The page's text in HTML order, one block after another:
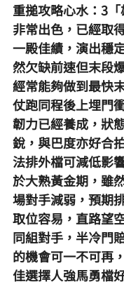
重搥攻略心水：3
非常出色，已經取
一殿佳績，演出穩
然欠缺前速但末段
經常能夠做到最快
仗跑同程後上埋門
韌力已經養成，狀
銳，與巴度亦好合
法排外檔可減低影
於大熟黃金期，雖
場對手減弱，預期
取位容易，直路望
同組對手，半冷門
的機會可一不可再
佳選擇人強馬勇檔